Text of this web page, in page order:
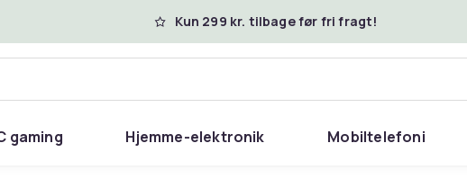
Kun 299 kr. tilbage før fri fragt!
gaming Hjemme-elektronik Mobiltelefoni